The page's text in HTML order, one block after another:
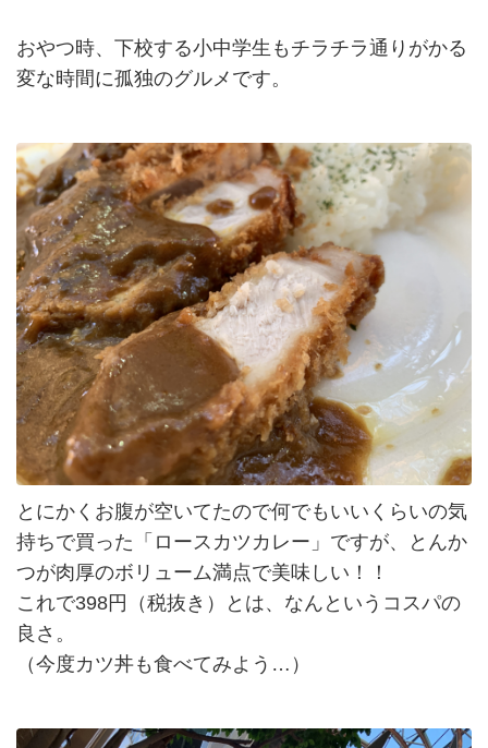
おやつ時、下校する小中学生もチラチラ通りがかる
変な時間に孤独のグルメです。
とにかくお腹が空いてたので何でもいいくらいの気
持ちで買った「ロースカツカレー」ですが、とんか
つが肉厚のボリューム満点で美味しい！！
これで398円（税抜き）とは、なんというコスパの
良さ。
（今度カツ丼も食べてみよう…）